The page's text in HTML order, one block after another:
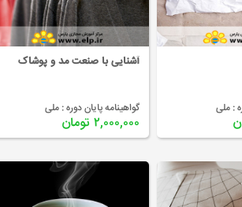
: ملی
آشنایی با صنعت مد و پوشاک
گواهینامه پایان دوره :ملی
۲,۰۰۰,۰۰۰ تومان